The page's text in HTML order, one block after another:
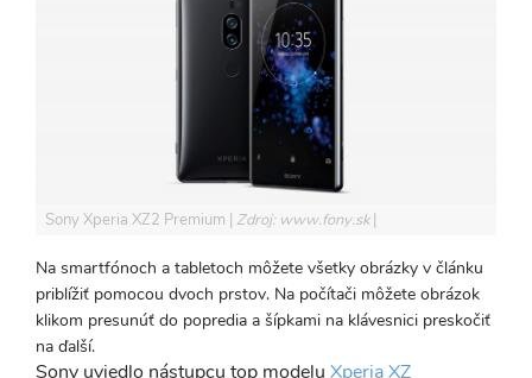
Sony Xperia XZ2 Premium Zdroj: www.fony.sk
Na smartfónoch a tabletoch môžete všetky obrázky v článku
priblížiť pomocou dvoch prstov. Na počítači môžete obrázok
klikom presunúť do popredia a šípkami na klávesnici preskočiť
na ďalší.
Sony uviedlo nástupcu top modelu Xperia XZ